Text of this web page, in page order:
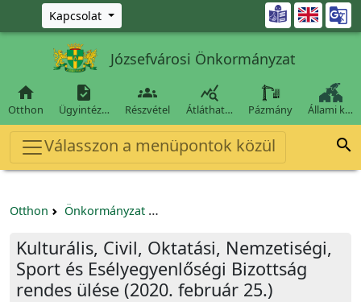
Ugrás a fő tartalomra
Kapcsolat 
Józsefvárosi Önkormányzat

Otthon

Ügyintéz…

Részvétel

Átláthat… Pázmány Állami k…
Válasszon a menüpontok közül 
Otthon Önkormányzat
Kulturális, Civil, Oktatási, Nemzetiségi,
Sport és Esélyegyenlőségi Bizottság
rendes ülése (2020. február 25.)